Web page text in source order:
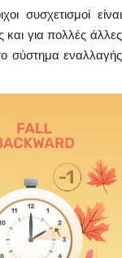
συσχετισμοί είναι
και για πολλές άλλες
σύστημα εναλλαγής